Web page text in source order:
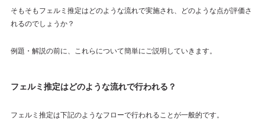
そもそもフェルミ推定はどのような流れで実施され、どのような点が評価さ
れるのでしょうか？
例題・解説の前に、これらについて簡単にご説明していきます。
フェルミ推定はどのような流れで行われる？
フェルミ推定は下記のようなフローで行われることが一般的です。